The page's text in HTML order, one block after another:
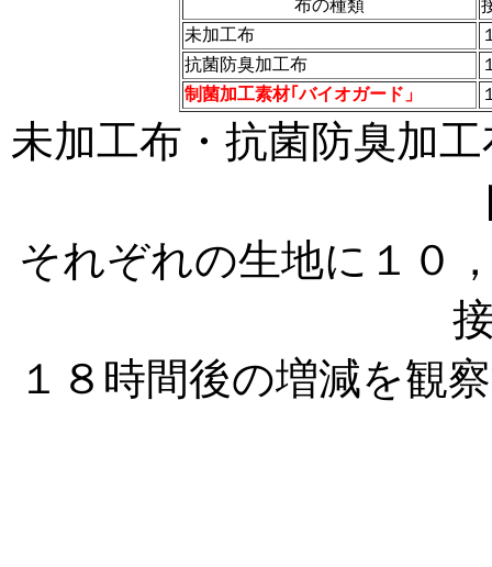
布の種類
未加工布
抗菌防臭加工布
制菌加工素材｢バイオガード」
未加工布・抗菌防臭加
それぞれの生地に１０
１８時間後の増減を観